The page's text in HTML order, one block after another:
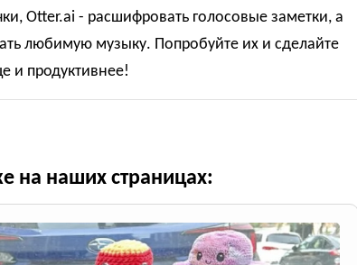
Otter.ai - расшифровать голосовые заметки, а
любимую музыку. Попробуйте их и сделайте
и продуктивнее!
на наших страницах: